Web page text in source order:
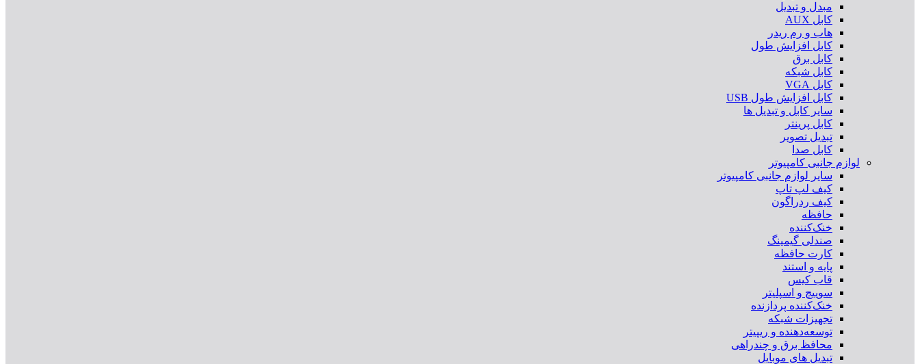
مبدل و تبدیل
کابل AUX
هاب و رم ریدر
کابل افزایش طول
کابل برق
کابل شبکه
کابل VGA
کابل افزایش طول USB
سایر کابل و تبدیل ها
کابل پرینتر
تبدیل تصویر
کابل صدا
لوازم جانبی کامپیوتر
سایر لوازم جانبی کامپیوتر
کیف لپ تاپ
کیف ردراگون
حافظه
خنک‌کننده
صندلی گیمینگ
کارت حافظه
پایه و استند
قاب کیس
سوییچ و اسپلیتر
خنک‌کننده پردازنده
تجهیزات شبکه
توسعه‌دهنده و ریپیتر
محافظ برق و چندراهی
تبدیل های موبایل